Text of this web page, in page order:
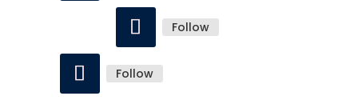
Follow
Follow